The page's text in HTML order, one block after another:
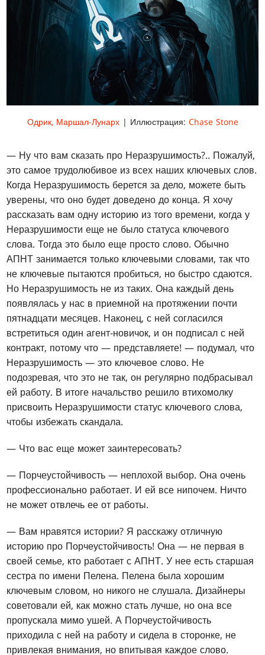
Одрик, Маршал-Лунарх| Иллюстрация: Chase Stone
— Ну что вам сказать про Неразрушимость?.. Пожалуй,
это самое трудолюбивое из всех наших ключевых слов.
Когда Неразрушимость берется за дело, можете быть
уверены, что оно будет доведено до конца. Я хочу
рассказать вам одну историю из того времени, когда у
Неразрушимости еще не было статуса ключевого
слова. Тогда это было еще просто слово. Обычно
АПНТ занимается только ключевыми словами, так что
не ключевые пытаются пробиться, но быстро сдаются.
Но Неразрушимость не из таких. Она каждый день
появлялась у нас в приемной на протяжении почти
пятнадцати месяцев. Наконец, с ней согласился
встретиться один агент-новичок, и он подписал с ней
контракт, потому что — представляете! — подумал, что
Неразрушимость — это ключевое слово. Не
подозревая, что это не так, он регулярно подбрасывал
ей работу. В итоге начальство решило втихомолку
присвоить Неразрушимости статус ключевого слова,
чтобы избежать скандала.
— Что вас еще может заинтересовать?
— Порчеустойчивость — неплохой выбор. Она очень
профессионально работает. И ей все нипочем. Ничто
не может отвлечь ее от работы.
— Вам нравятся истории? Я расскажу отличную
историю про Порчеустойчивость! Она — не первая в
своей семье, кто работает с АПНТ. У нее есть старшая
сестра по имени Пелена. Пелена была хорошим
ключевым словом, но никого не слушала. Дизайнеры
советовали ей, как можно стать лучше, но она все
пропускала мимо ушей. А Порчеустойчивость
приходила с ней на работу и сидела в сторонке, не
привлекая внимания, но впитывая каждое слово.